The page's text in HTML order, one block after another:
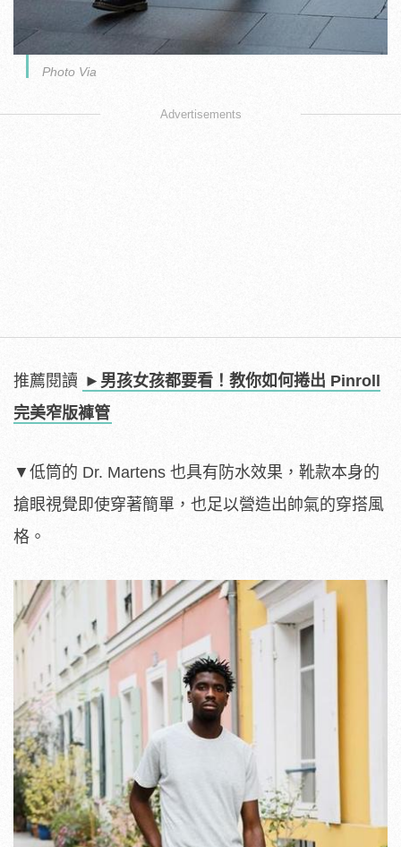
Photo Via
Advertisements
推薦閱讀 ►男孩女孩都要看！教你如何捲出 Pinroll
完美窄版褲管
▼低筒的 Dr. Martens 也具有防水效果，靴款本身的
搶眼視覺即使穿著簡單，也足以營造出帥氣的穿搭風
格。